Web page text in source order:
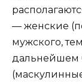
— женские
мужского,
дальнейшем